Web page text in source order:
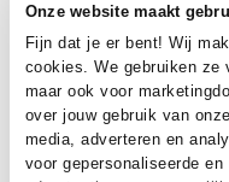
Onze website maakt
Fijn dat je er bent! Wij
cookies. We gebruiken ze
maar ook voor
over jouw gebruik van
media, adverteren en
voor gepersonaliseerde